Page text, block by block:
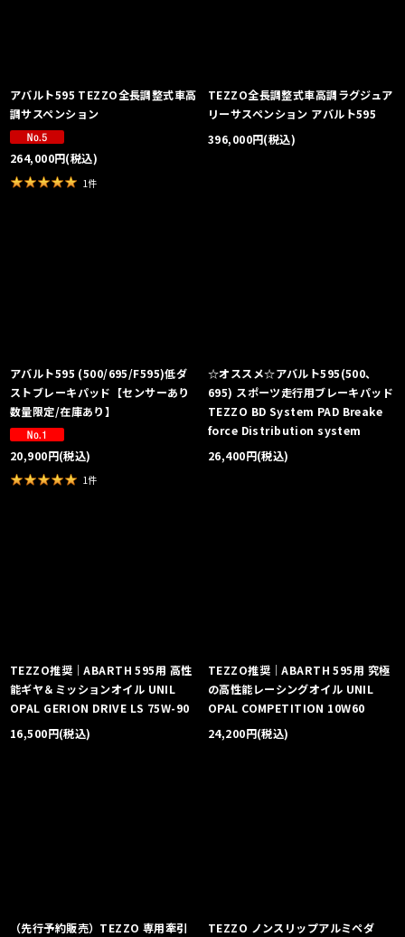
アバルト595 TEZZO全長調整式車高
調サスペンション
264,000円(税込)
1件
TEZZO全長調整式車高調ラグジュア
リーサスペンション アバルト595
396,000円(税込)
アバルト595 (500/695/F595)低ダ
ストブレーキパッド【センサーあり
数量限定/在庫あり】
20,900円(税込)
1件
☆オススメ☆アバルト595(500、
695) スポーツ走行用ブレーキパッド
TEZZO BD System PAD Breake
force Distribution system
26,400円(税込)
TEZZO推奨｜ABARTH 595用 高性
能ギヤ＆ミッションオイル UNIL
OPAL GERION DRIVE LS 75W-90
16,500円(税込)
TEZZO推奨｜ABARTH 595用 究極
の高性能レーシングオイル UNIL
OPAL COMPETITION 10W60
24,200円(税込)
（先行予約販売）TEZZO 専用牽引
TEZZO ノンスリップアルミペダ